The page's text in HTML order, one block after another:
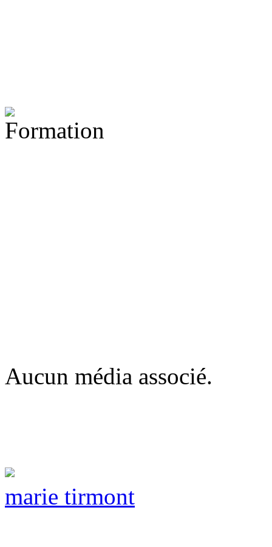
Aucun média associé.
marie tirmont